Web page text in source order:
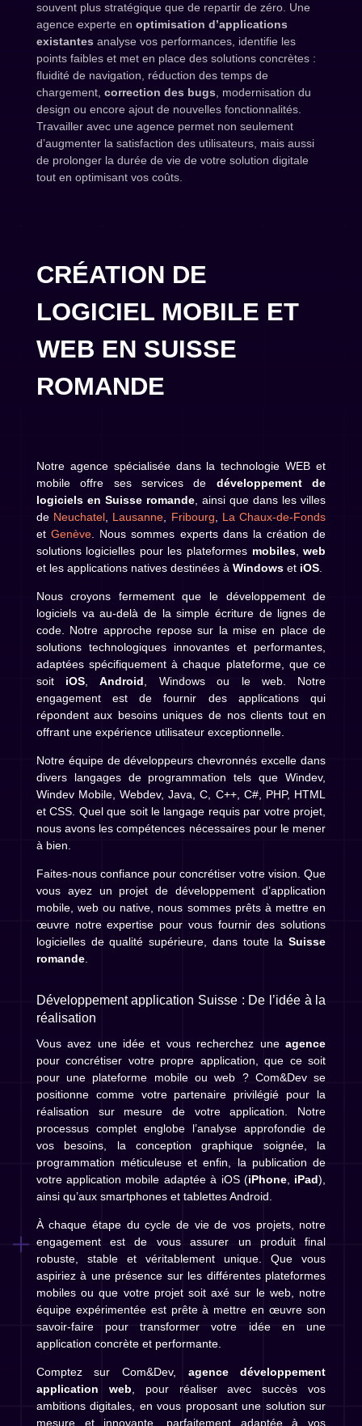
souvent plus stratégique que de repartir de zéro. Une
agence experte en optimisation d’applications
existantes analyse vos performances, identifie les
points faibles et met en place des solutions concrètes :
fluidité de navigation, réduction des temps de
chargement, correction des bugs , modernisation du
design ou encore ajout de nouvelles fonctionnalités.
Travailler avec une agence permet non seulement
d’augmenter la satisfaction des utilisateurs, mais aussi
de prolonger la durée de vie de votre solution digitale
tout en optimisant vos coûts.
CRÉATION DE
LOGICIEL MOBILE ET
WEB EN SUISSE
ROMANDE
Notre agence spécialisée dans la technologie WEB et
mobile offre ses services de développement de
logiciels en Suisse romande, ainsi que dans les villes
de Neuchatel Lausanne Fribourg
La Chaux-de-Fonds
et Genève. Nous sommes experts dans la création de
solutions logicielles pour les plateformes mobiles,web
et les applications natives destinées à Windowset iOS.
Nous croyons fermement que le développement de
logiciels va au-delà de la simple écriture de lignes de
code. Notre approche repose sur la mise en place de
solutions technologiques innovantes et performantes,
adaptées spécifiquement à chaque plateforme, que ce
soit iOS ,Android , Windows ou le web. Notre
engagement est de fournir des applications qui
répondent aux besoins uniques de nos clients tout en
offrant une expérience utilisateur exceptionnelle.
Notre équipe de développeurs chevronnés excelle dans
divers langages de programmation tels que Windev,
Windev Mobile, Webdev, Java, C, C++, C#, PHP, HTML
et CSS. Quel que soit le langage requis par votre projet,
nous avons les compétences nécessaires pour le mener
à bien.
Faites-nous confiance pour concrétiser votre vision. Que
vous ayez un projet de développement d’application
mobile, web ou native, nous sommes prêts à mettre en
œuvre notre expertise pour vous fournir des solutions
logicielles de qualité supérieure, dans toute laSuisse
romande.
Développement application Suisse : De l’idée à la
réalisation
Vous avez une idée et vous recherchez uneagence
pour concrétiser votre propre application, que ce soit
pour une plateforme mobile ou web ? Com&Dev se
positionne comme votre partenaire privilégié pour la
réalisation sur mesure de votre application. Notre
processus complet englobe l’analyse approfondie de
vos besoins, la conception graphique soignée, la
programmation méticuleuse et enfin, la publication de
votre application mobile adaptée à iOS (iPhone, iPad),
ainsi qu’aux smartphones et tablettes Android.
À chaque étape du cycle de vie de vos projets, notre
engagement est de vous assurer un produit final
robuste, stable et véritablement unique. Que vous
aspiriez à une présence sur les différentes plateformes
mobiles ou que votre projet soit axé sur le web, notre
équipe expérimentée est prête à mettre en œuvre son
savoir-faire pour transformer votre idée en une
application concrète et performante.
Comptez sur Com&Dev, agence développement
application web , pour réaliser avec succès vos
ambitions digitales, en vous proposant une solution sur
mesure et innovante, parfaitement adaptée à vos